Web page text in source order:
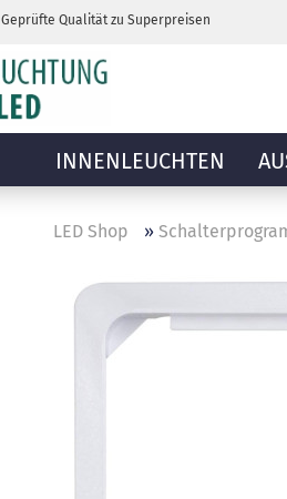
Geprüfte Qualität zu Superpreisen
INNENLEUCHTEN
LED Shop »